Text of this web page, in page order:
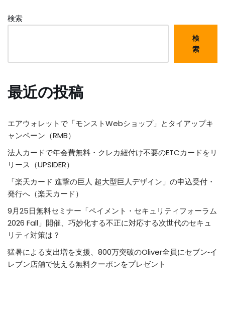
検索
検
索
最近の投稿
エアウォレットで「モンストWebショップ」とタイアップキ
ャンペーン（RMB）
法人カードで年会費無料・クレカ紐付け不要のETCカードをリ
リース（UPSIDER）
「楽天カード 進撃の巨人 超大型巨人デザイン」の申込受付・
発行へ（楽天カード）
9月25日無料セミナー「ペイメント・セキュリティフォーラム
2026 Fall」開催、巧妙化する不正に対応する次世代のセキュ
リティ対策は？
猛暑による支出増を支援、800万突破のOliver全員にセブン‐イ
レブン店舗で使える無料クーポンをプレゼント